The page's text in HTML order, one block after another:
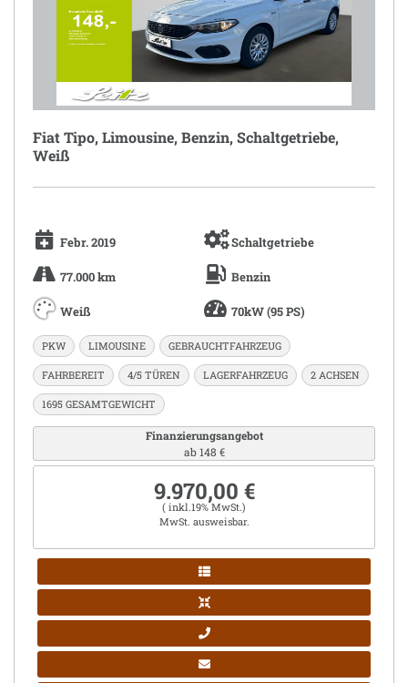
Fiat Tipo, Limousine, Benzin, Schaltgetriebe,
Weiß
Febr. 2019 Schaltgetriebe
77.000 km Benzin
Weiß 70kW (95 PS)
PKW LIMOUSINE GEBRAUCHTFAHRZEUG
FAHRBEREIT 4/5 TÜREN LAGERFAHRZEUG 2 ACHSEN
1695 GESAMTGEWICHT
Finanzierungsangebot
ab 148 €
9.970,00 €
( inkl.19% MwSt.)
MwSt. ausweisbar.